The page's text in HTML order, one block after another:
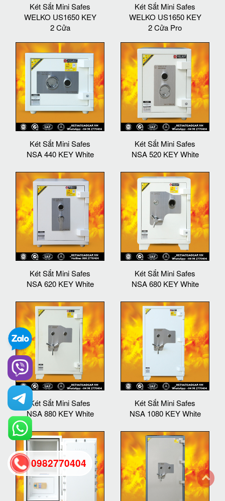
Két Sắt Mini Safes
WELKO US1650 KEY
2 Cửa
Két Sắt Mini Safes
WELKO US1650 KEY
2 Cửa Pro
Két Sắt Mini Safes
NSA 440 KEY White
Két Sắt Mini Safes
NSA 520 KEY White
Két Sắt Mini Safes
NSA 620 KEY White
Két Sắt Mini Safes
NSA 680 KEY White
Két Sắt Mini Safes
NSA 880 KEY White
Két Sắt Mini Safes
NSA 1080 KEY White
0982770404
back